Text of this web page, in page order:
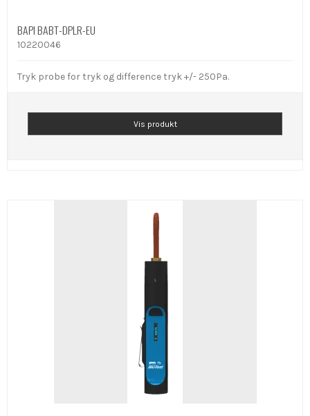
BAPI BABT-DPLR-EU
10220046
Tryk probe for tryk og difference tryk +/- 250Pa.
Vis produkt